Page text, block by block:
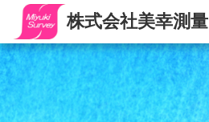
株式会社美幸測量